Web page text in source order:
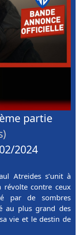
partie
2024
Atreides s’unit à
révolte contre ceux
par de sombres
au plus grand des
vie et le destin de